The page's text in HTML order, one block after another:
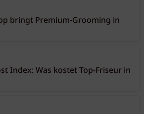
bringt Premium-Grooming in
Index: Was kostet Top-Friseur in